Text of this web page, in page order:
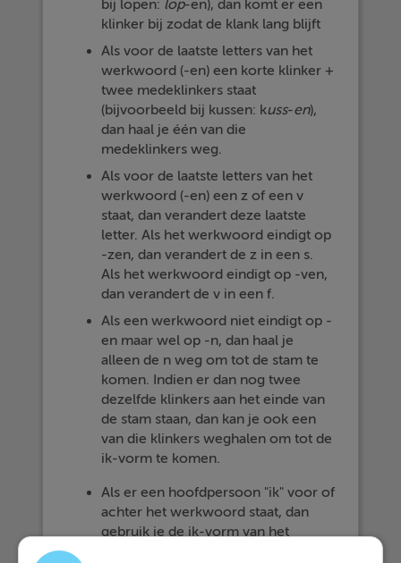
bij lopen: lop-en), dan komt er een
klinker bij zodat de klank lang blijft
Als voor de laatste letters van het
werkwoord (-en) een korte klinker +
twee medeklinkers staat
(bijvoorbeeld bij kussen: kuss-en),
dan haal je één van die
medeklinkers weg.
Als voor de laatste letters van het
werkwoord (-en) een z of een v
staat, dan verandert deze laatste
letter. Als het werkwoord eindigt op
-zen, dan verandert de z in een s.
Als het werkwoord eindigt op -ven,
dan verandert de v in een f.
Als een werkwoord niet eindigt op -
en maar wel op -n, dan haal je
alleen de n weg om tot de stam te
komen. Indien er dan nog twee
dezelfde klinkers aan het einde van
de stam staan, dan kan je ook een
van die klinkers weghalen om tot de
ik-vorm te komen.
Als er een hoofdpersoon "ik" voor of
achter het werkwoord staat, dan
gebruik je de ik-vorm van het